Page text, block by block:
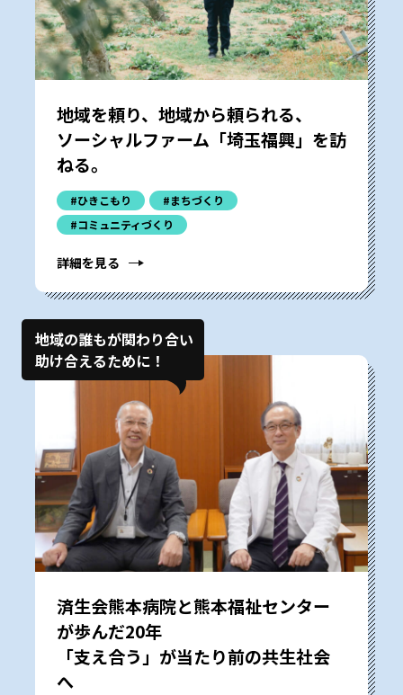
地域を頼り、地域から頼られる、
ソーシャルファーム「埼玉福興」を訪
ねる。
#ひきこもり
#まちづくり
#コミュニティづくり
詳細を見る
地域の誰もが関わり合い
助け合えるために！
済生会熊本病院と熊本福祉センター
が歩んだ20年
「支え合う」が当たり前の共生社会
へ